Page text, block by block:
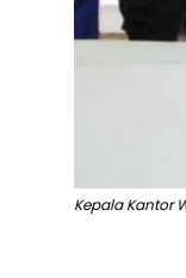
Kepala Kantor